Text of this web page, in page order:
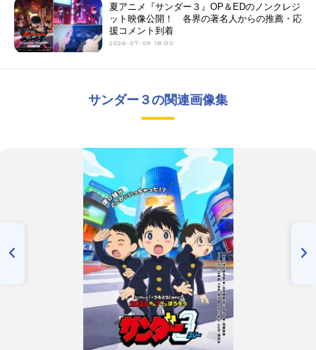
夏アニメ『サンダー３』OP＆EDのノンクレジ
ット映像公開！ 各界の著名人からの推薦・応
援コメント到着
2026-07-09 18:00
サンダー３の関連画像集